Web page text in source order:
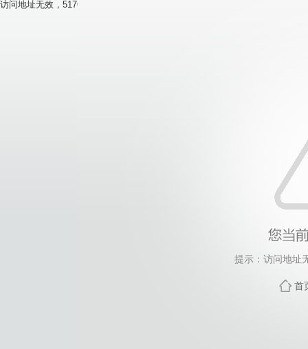
访问地址无效，5176找不到对应的栏目！
提示：访问地址
首